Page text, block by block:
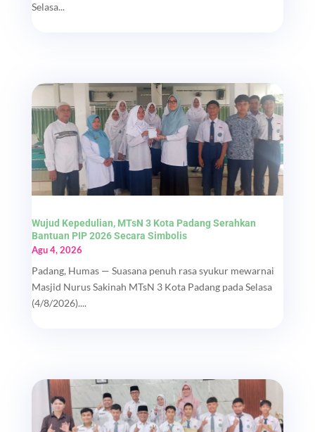
Selasa...
Wujud Kepedulian, MTsN 3 Kota Padang Serahkan
Bantuan PIP 2026 Secara Simbolis
Agu 4, 2026
Padang, Humas — Suasana penuh rasa syukur mewarnai
Masjid Nurus Sakinah MTsN 3 Kota Padang pada Selasa
(4/8/2026)....